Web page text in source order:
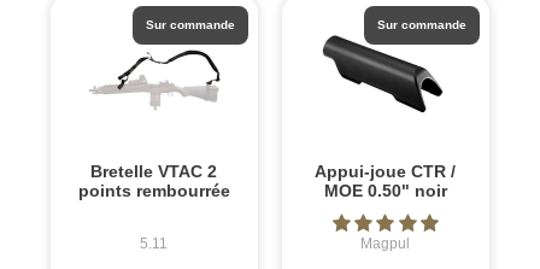
Bretelle VTAC 2
points rembourrée
5.11
Sur commande
Appui-joue CTR /
MOE 0.50" noir
Magpul
Sur commande